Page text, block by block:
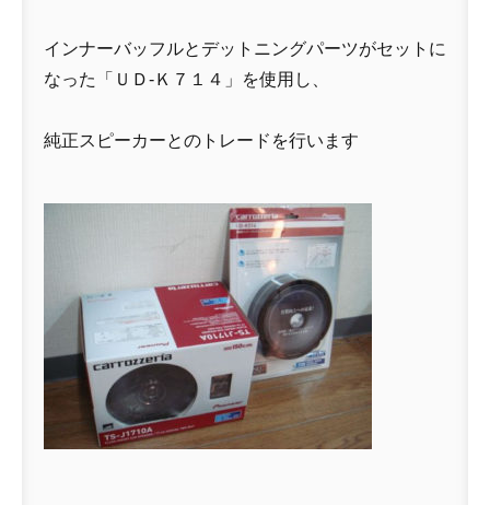
インナーバッフルとデットニングパーツがセットに
なった「ＵＤ-Ｋ７１４」を使用し、
純正スピーカーとのトレードを行います